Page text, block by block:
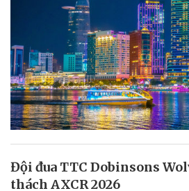
Đội đua TTC Dobinsons
thách AXCR 2026